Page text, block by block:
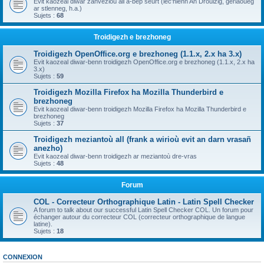
ar stlenneg, h.a.)
Sujets : 68
Troidigezh e brezhoneg
Troidigezh OpenOffice.org e brezhoneg (1.1.x, 2.x ha 3.x)
Evit kaozeal diwar-benn troidigezh OpenOffice.org e brezhoneg (1.1.x, 2.x ha
3.x)
Sujets : 59
Troidigezh Mozilla Firefox ha Mozilla Thunderbird e
brezhoneg
Evit kaozeal diwar-benn troidigezh Mozilla Firefox ha Mozilla Thunderbird e
brezhoneg
Sujets : 37
Troidigezh meziantoù all (frank a wirioù evit an darn vrasañ
anezho)
Evit kaozeal diwar-benn troidigezh ar meziantoù dre-vras
Sujets : 48
Forum
COL - Correcteur Orthographique Latin - Latin Spell Checker
A forum to talk about our successful Latin Spell Checker COL. Un forum pour
échanger autour du correcteur COL (correcteur orthographique de langue
latine).
Sujets : 18
CONNEXION